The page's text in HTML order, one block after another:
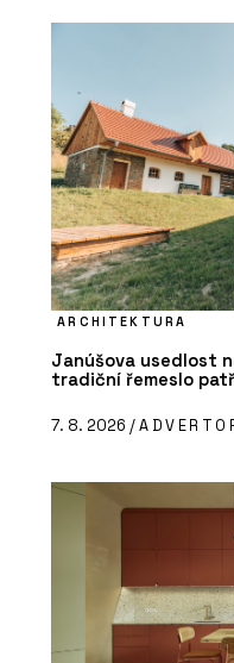
ARCHITEKTURA
Janúšova usedlost
tradiční řemeslo
7. 8. 2026 /